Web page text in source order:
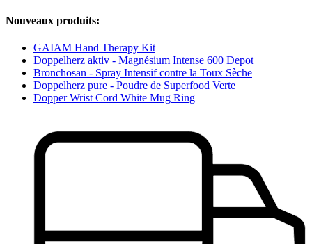
Nouveaux produits:
GAIAM Hand Therapy Kit
Doppelherz aktiv - Magnésium Intense 600 Depot
Bronchosan - Spray Intensif contre la Toux Sèche
Doppelherz pure - Poudre de Superfood Verte
Dopper Wrist Cord White Mug Ring